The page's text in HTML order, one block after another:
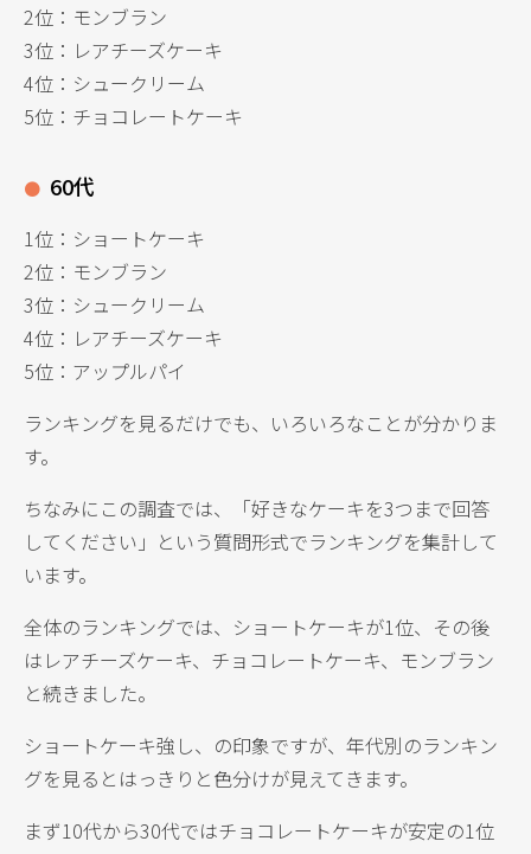
2位：モンブラン
3位：レアチーズケーキ
4位：シュークリーム
5位：チョコレートケーキ
60代
1位：ショートケーキ
2位：モンブラン
3位：シュークリーム
4位：レアチーズケーキ
5位：アップルパイ
ランキングを見るだけでも、いろいろなことが分かりま
す。
ちなみにこの調査では、「好きなケーキを3つまで回答
してください」という質問形式でランキングを集計して
います。
全体のランキングでは、ショートケーキが1位、その後
はレアチーズケーキ、チョコレートケーキ、モンブラン
と続きました。
ショートケーキ強し、の印象ですが、年代別のランキン
グを見るとはっきりと色分けが見えてきます。
まず10代から30代ではチョコレートケーキが安定の1位